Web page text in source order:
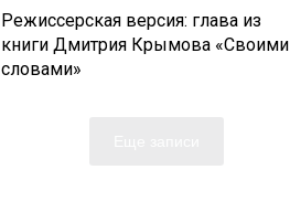
Режиссерская версия: глава из
книги Дмитрия Крымова «Своими
словами»